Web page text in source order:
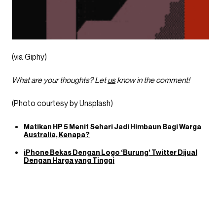
(via Giphy)
What are your thoughts? Letusknow in the comment!
(Photo courtesy by Unsplash)
Matikan HP 5 Menit Sehari Jadi Himbaun Bagi Warga
Australia, Kenapa?
iPhone Bekas Dengan Logo ‘Burung’ Twitter Dijual
Dengan Harga yang Tinggi